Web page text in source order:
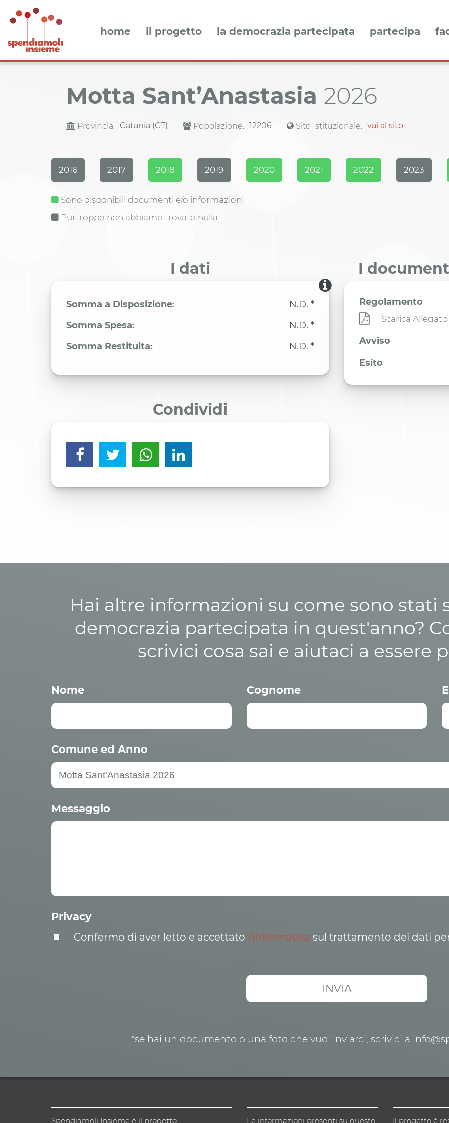
home il progetto la democrazia partecipata partecipa
Motta Sant’Anastasia 2026
Provincia: Catania (CT) Popolazione: 12206 Sito Istituzionale: vai al sito
2016 2017 2018 2019 2020 2021 2022 2023
Sono disponibili documenti e/o informazioni
Purtroppo non abbiamo trovato nulla
I dati
Somma a Disposizione:
N.D. *
Somma Spesa:
N.D. *
Somma Restituita:
N.D. *
I
Regolamento
Scarica Allegato
Avviso
Esito
Condividi
Hai altre informazioni su come sono stati
democrazia partecipata in quest'anno?
scrivici cosa sai e aiutaci a essere
Nome Cognome
Comune ed Anno
Messaggio
Privacy
Confermo di aver letto e accettato l’informativa sul trattamento dei dati
*se hai un documento o una foto che vuoi inviarci, scrivici a
Spendiamoli Insieme è il progetto Le informazioni presenti su questo Il progetto è